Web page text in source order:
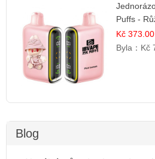
Puffs -
citrusová
Kč 373.00
Byla： Kč
Blog